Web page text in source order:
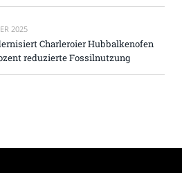
2025
Charleroier Hubbalkenofen
reduzierte Fossilnutzung